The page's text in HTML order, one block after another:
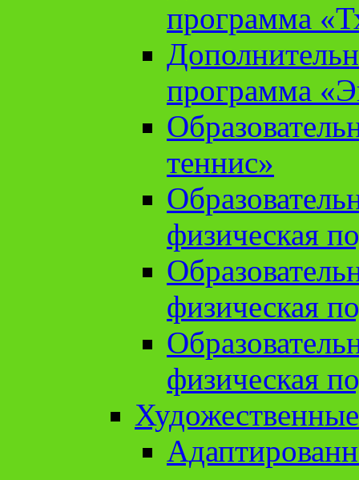
программа
программа
теннис»
физическая
физическая
физическая
Художественные